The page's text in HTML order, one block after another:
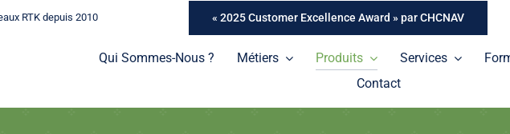
RTK depuis 2010 « 2025 Customer Excellence Award » par CHCNAV
Qui Sommes-Nous ? Métiers Produits Services
Contact